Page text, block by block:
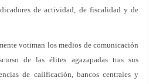
de actividad, de fiscalidad y de
votiman los medios de comunicación
de las élites agazapadas tras sus
de calificación, bancos centrales y